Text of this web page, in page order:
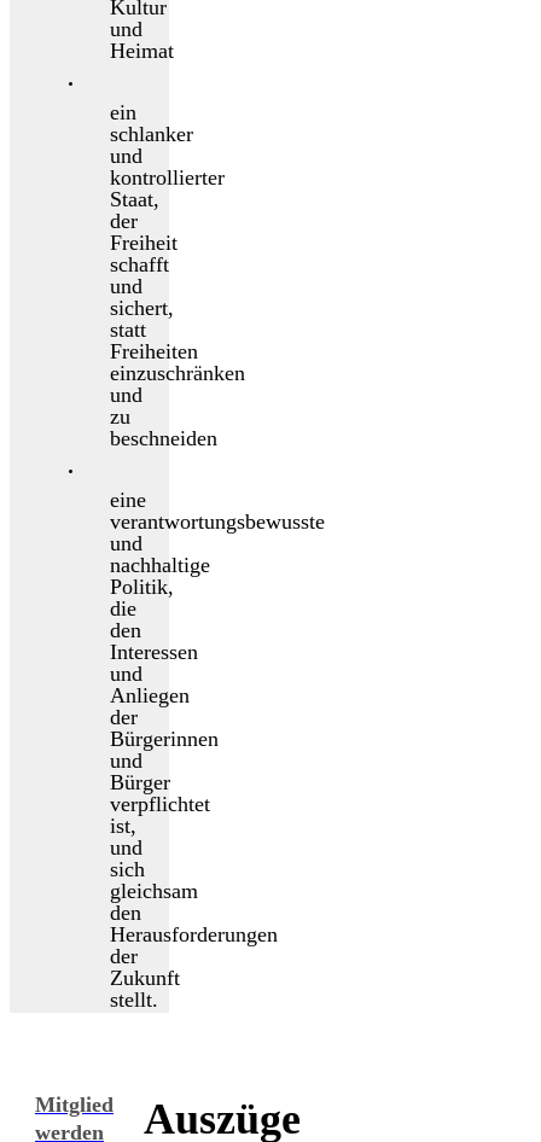
Kultur
und
Heimat
ein
schlanker
und
kontrollierter
Staat,
der
Freiheit
schafft
und
sichert,
statt
Freiheiten
einzuschränken
und
zu
beschneiden
eine
verantwortungsbewusste
und
nachhaltige
Politik,
die
den
Interessen
und
Anliegen
der
Bürgerinnen
und
Bürger
verpflichtet
ist,
und
sich
gleichsam
den
Herausforderungen
der
Zukunft
stellt.
Mitglied
werden
Auszüge